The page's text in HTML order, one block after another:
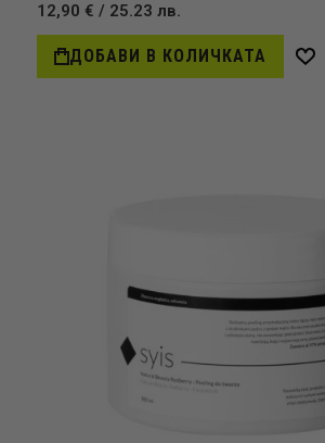
12,90 € / 25.23 лв.
ДОБАВИ В КОЛИЧКАТА